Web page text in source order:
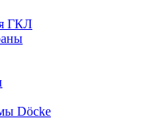
ГКЛ
Döcke